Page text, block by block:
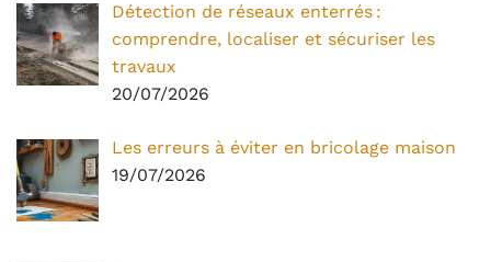
Détection de réseaux enterrés :
comprendre, localiser et sécuriser les
travaux
20/07/2026
Les erreurs à éviter en bricolage maison
19/07/2026